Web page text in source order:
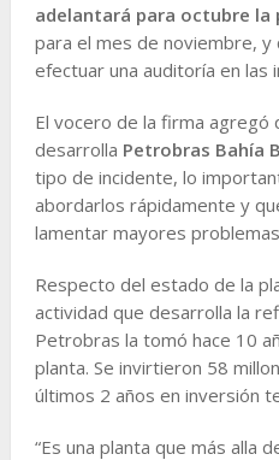
adelantará para octubre la
para el mes de noviembre, y
efectuar una auditoría en las
El vocero de la firma agregó
desarrolla Petrobras Bahía
tipo de incidente, lo
abordarlos rápidamente y
lamentar mayores
Respecto del estado de la
actividad que desarrolla la
Petrobras la tomó hace 10
planta. Se invirtieron 58
últimos 2 años en inversión
“Es una planta que más alla